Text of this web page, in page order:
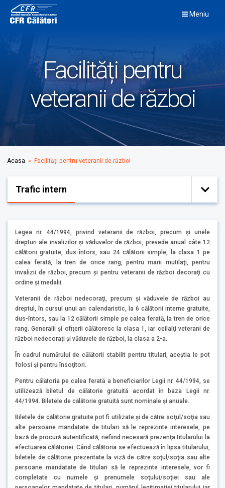
content
Meniu
Facilități pentru
veteranii de război
Acasa » Facilități pentru veteranii de război
Trafic intern
Legea nr. 44/1994, privind veteranii de război, precum şi unele
drepturi ale invalizilor şi văduvelor de război, prevede anual câte 12
călătorii gratuite, dus-întors, sau 24 călătorii simple, la clasa 1 pe
calea ferată, la tren de orice rang, pentru marii mutilaţi, pentru
invalizii de război, precum şi pentru veteranii de război decoraţi cu
ordine şi medalii.
Veteranii de război nedecoraţi, precum şi văduvele de război au
dreptul, în cursul unui an calendaristic, la 6 călătorii interne gratuite,
dus-întors, sau la 12 călătorii simple pe calea ferată, la tren de orice
rang. Generalii şi ofiţerii călătoresc la clasa 1, iar ceilalţi veterani de
război nedecoraţi şi văduvele de război, la clasa a 2-a.
În cadrul numărului de călătorii stabilit pentru titulari, aceştia le pot
folosi şi pentru însoţitori.
Pentru călătoria pe calea ferată a beneficiarilor Legii nr. 44/1994, se
utilizează biletul de călătorie gratuită acordat în baza Legii nr.
44/1994. Biletele de călătorie gratuită sunt nominale şi anuale.
Biletele de călătorie gratuite pot fi utilizate şi de către soţul/soţia sau
alte persoane mandatate de titulari să le reprezinte interesele, pe
bază de procură autentificată, nefiind necesară prezenţa titularului la
efectuarea călătoriei. Când călătoria se efectuează în lipsa titularului,
biletele de călătorie prezentate la viză de către soţul/soţia sau alte
persoane mandatate de titulari să le reprezinte interesele, vor fi
completate cu numele şi prenumele soţului/soţiei sau ale